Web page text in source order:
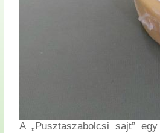
A „Pusztaszabolcsi sajt”